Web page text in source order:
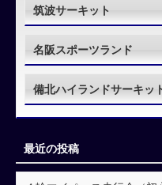
筑波サーキット
名阪スポーツランド
備北ハイランドサーキッ
最近の投稿